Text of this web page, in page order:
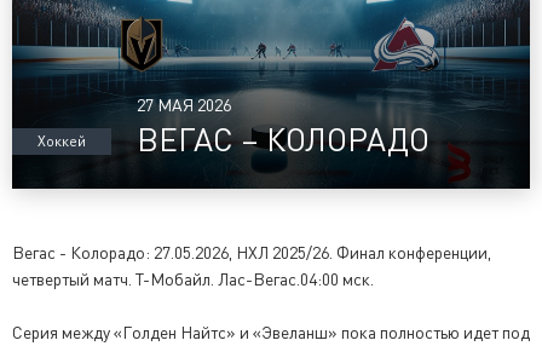
Хоккей
27 МАЯ 2026
ВЕГАС – КОЛОРАДО
Вегас - Колорадо: 27.05.2026, НХЛ 2025/26. Финал конференции,
четвертый матч. Т-Мобайл. Лас-Вегас.04:00 мск.
Серия между «Голден Найтс» и «Эвеланш» пока полностью идет под